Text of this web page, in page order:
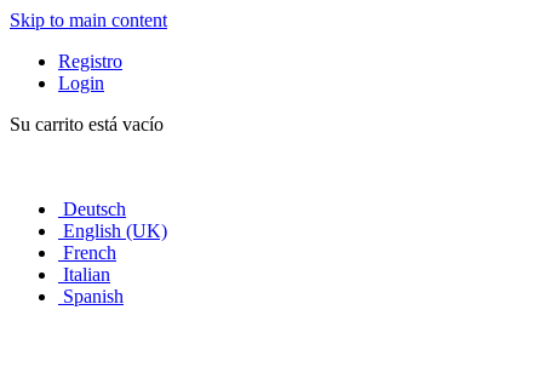
Skip to main content
Registro
Login
Su carrito está vacío
Deutsch
English (UK)
French
Italian
Spanish